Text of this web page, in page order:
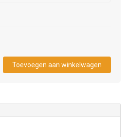
Toevoegen aan winkelwagen